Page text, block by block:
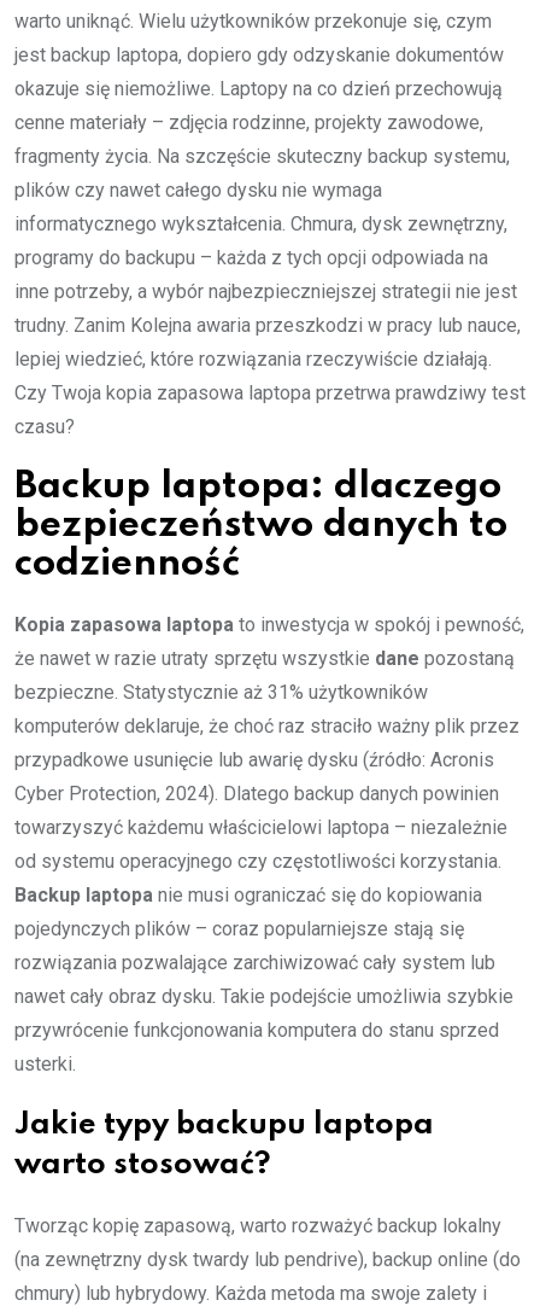
warto uniknąć. Wielu użytkowników przekonuje się, czym
jest backup laptopa, dopiero gdy odzyskanie dokumentów
okazuje się niemożliwe. Laptopy na co dzień przechowują
cenne materiały – zdjęcia rodzinne, projekty zawodowe,
fragmenty życia. Na szczęście skuteczny backup systemu,
plików czy nawet całego dysku nie wymaga
informatycznego wykształcenia. Chmura, dysk zewnętrzny,
programy do backupu – każda z tych opcji odpowiada na
inne potrzeby, a wybór najbezpieczniejszej strategii nie jest
trudny. Zanim Kolejna awaria przeszkodzi w pracy lub nauce,
lepiej wiedzieć, które rozwiązania rzeczywiście działają.
Czy Twoja kopia zapasowa laptopa przetrwa prawdziwy test
czasu?
Backup laptopa: dlaczego
bezpieczeństwo danych to
codzienność
Kopia zapasowa laptopa to inwestycja w spokój i pewność,
że nawet w razie utraty sprzętu wszystkie dane pozostaną
bezpieczne. Statystycznie aż 31% użytkowników
komputerów deklaruje, że choć raz straciło ważny plik przez
przypadkowe usunięcie lub awarię dysku (źródło: Acronis
Cyber Protection, 2024). Dlatego backup danych powinien
towarzyszyć każdemu właścicielowi laptopa – niezależnie
od systemu operacyjnego czy częstotliwości korzystania.
Backup laptopa nie musi ograniczać się do kopiowania
pojedynczych plików – coraz popularniejsze stają się
rozwiązania pozwalające zarchiwizować cały system lub
nawet cały obraz dysku. Takie podejście umożliwia szybkie
przywrócenie funkcjonowania komputera do stanu sprzed
usterki.
Jakie typy backupu laptopa
warto stosować?
Tworząc kopię zapasową, warto rozważyć backup lokalny
(na zewnętrzny dysk twardy lub pendrive), backup online (do
chmury) lub hybrydowy. Każda metoda ma swoje zalety i